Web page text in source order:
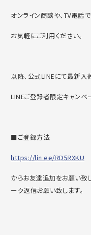
オンライン商談や、TV電話
お気軽にご利用ください。
以降、公式LINEにて最新入
LINEご登録者限定キャンペ
■ご登録方法
https://lin.ee/RD5RXKU
からお友達追加をお願い致
ーク返信お願い致します。